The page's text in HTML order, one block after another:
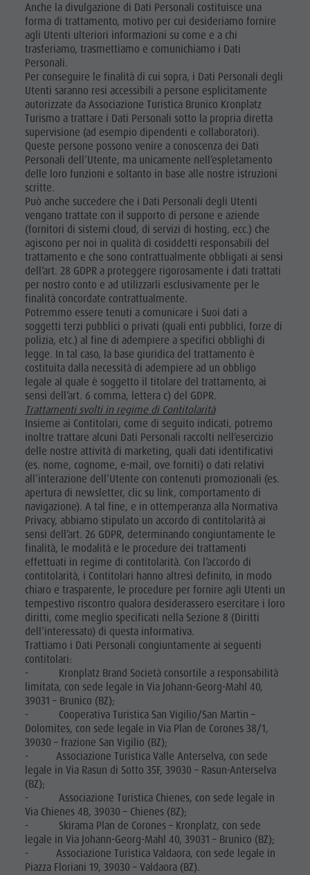
Anche la divulgazione di Dati Personali costituisce una
forma di trattamento, motivo per cui desideriamo fornire
agli Utenti ulteriori informazioni su come e a chi
trasferiamo, trasmettiamo e comunichiamo i Dati
Personali.
Per conseguire le finalità di cui sopra, i Dati Personali degli
Utenti saranno resi accessibili a persone esplicitamente
autorizzate da Associazione Turistica Brunico Kronplatz
Turismo a trattare i Dati Personali sotto la propria diretta
supervisione (ad esempio dipendenti e collaboratori).
Queste persone possono venire a conoscenza dei Dati
Personali dell’Utente, ma unicamente nell’espletamento
delle loro funzioni e soltanto in base alle nostre istruzioni
scritte.
Può anche succedere che i Dati Personali degli Utenti
vengano trattate con il supporto di persone e aziende
(fornitori di sistemi cloud, di servizi di hosting, ecc.) che
agiscono per noi in qualità di cosiddetti responsabili del
trattamento e che sono contrattualmente obbligati ai sensi
dell’art. 28 GDPR a proteggere rigorosamente i dati trattati
per nostro conto e ad utilizzarli esclusivamente per le
finalità concordate contrattualmente.
Potremmo essere tenuti a comunicare i Suoi dati a
soggetti terzi pubblici o privati (quali enti pubblici, forze di
polizia, etc.) al fine di adempiere a specifici obblighi di
legge. In tal caso, la base giuridica del trattamento è
costituita dalla necessità di adempiere ad un obbligo
legale al quale è soggetto il titolare del trattamento, ai
sensi dell’art. 6 comma, lettera c) del GDPR.
Trattamenti svolti in regime di Contitolarità
Insieme ai Contitolari, come di seguito indicati, potremo
inoltre trattare alcuni Dati Personali raccolti nell’esercizio
delle nostre attività di marketing, quali dati identificativi
(es. nome, cognome, e-mail, ove forniti) o dati relativi
all’interazione dell’Utente con contenuti promozionali (es.
apertura di newsletter, clic su link, comportamento di
navigazione). A tal fine, e in ottemperanza alla Normativa
Privacy, abbiamo stipulato un accordo di contitolarità ai
sensi dell’art. 26 GDPR, determinando congiuntamente le
finalità, le modalità e le procedure dei trattamenti
effettuati in regime di contitolarità. Con l’accordo di
contitolarità, i Contitolari hanno altresì definito, in modo
chiaro e trasparente, le procedure per fornire agli Utenti un
tempestivo riscontro qualora desiderassero esercitare i loro
diritti, come meglio specificati nella Sezione 8 (Diritti
dell’interessato) di questa informativa.
Trattiamo i Dati Personali congiuntamente ai seguenti
contitolari:
- Kronplatz Brand Società consortile a responsabilità
limitata, con sede legale in Via Johann-Georg-Mahl 40,
39031 – Brunico (BZ);
- Cooperativa Turistica San Vigilio/San Martin –
Dolomites, con sede legale in Via Plan de Corones 38/1,
39030 – frazione San Vigilio (BZ);
- Associazione Turistica Valle Anterselva, con sede
legale in Via Rasun di Sotto 35F, 39030 – Rasun-Anterselva
(BZ);
- Associazione Turistica Chienes, con sede legale in
Via Chienes 4B, 39030 – Chienes (BZ);
- Skirama Plan de Corones – Kronplatz, con sede
legale in Via Johann-Georg-Mahl 40, 39031 – Brunico (BZ);
- Associazione Turistica Valdaora, con sede legale in
Piazza Floriani 19, 39030 – Valdaora (BZ).